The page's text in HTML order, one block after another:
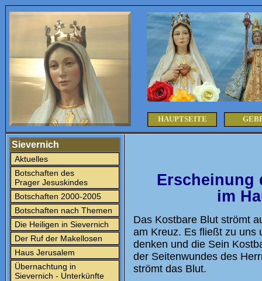
HAUPTSEITE
Sievernich
Aktuelles
Botschaften des
Prager Jesuskindes
Botschaften 2000-2005
Botschaften nach Themen
Die Heiligen in Sievernich
Der Ruf der Makellosen
Haus Jerusalem
Übernachtung in
Sievernich - Unterkünfte
Erscheinung
im
Das Kostbare Blut strömt
am Kreuz. Es fließt zu uns
denken und die Sein
der Seitenwundes des
strömt das Blut.